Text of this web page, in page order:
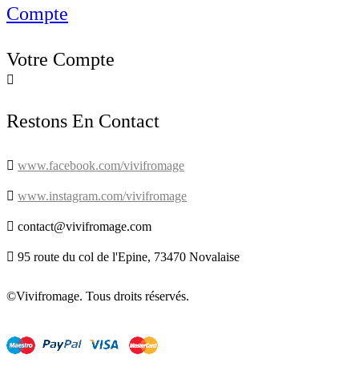
Compte
Votre Compte

Restons En Contact
 www.facebook.com/vivifromage
 www.instagram.com/vivifromage
 contact@vivifromage.com
 95 route du col de l'Epine, 73470 Novalaise
©Vivifromage. Tous droits réservés.